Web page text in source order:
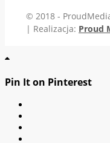
© 2018 -
| Realizacja: Proud
Pin It on Pinterest